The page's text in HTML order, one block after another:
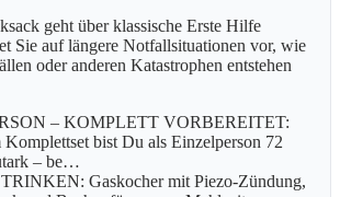
geht über klassische Erste Hilfe
Sie auf längere Notfallsituationen vor, wie
oder anderen Katastrophen entstehen
– KOMPLETT VORBEREITET:
Komplettset bist Du als Einzelperson 72
– be…
Gaskocher mit Piezo-Zündung,